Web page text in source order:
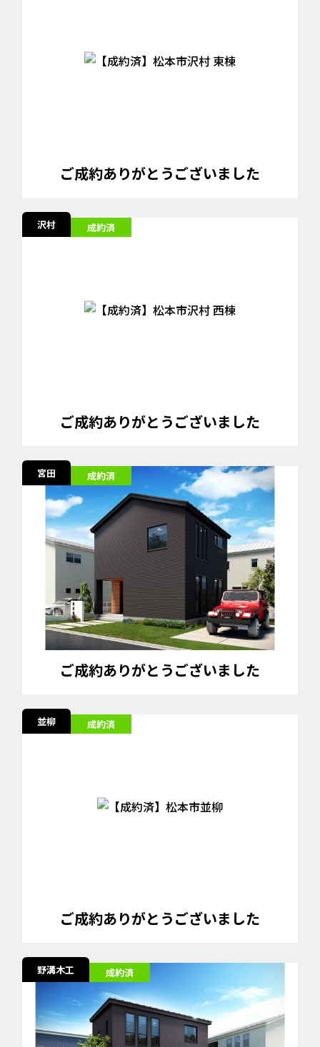
ご成約ありがとうございました
沢村 成約済
ご成約ありがとうございました
宮田 成約済
ご成約ありがとうございました
並柳 成約済
ご成約ありがとうございました
野溝木工 成約済